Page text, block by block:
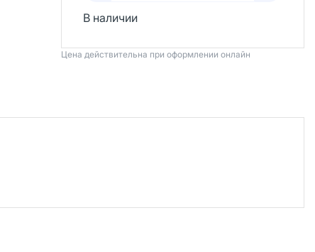
В наличии
Цена действительна при оформлении онлайн